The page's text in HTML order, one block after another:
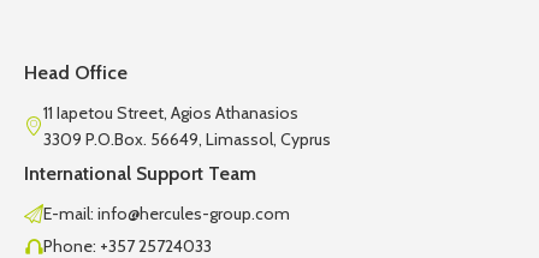
Head Office
11 Iapetou Street, Agios Athanasios
3309 P.O.Box. 56649, Limassol, Cyprus
International Support Team
E-mail: info@hercules-group.com
Phone: +357 25724033